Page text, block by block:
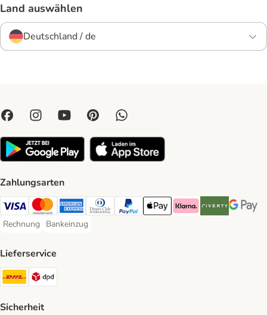
Land auswählen
Deutschland / de
Zahlungsarten
Visa Payment Method
Mastercard Payment Method
American Express Payment Method
Diners Club Payment Method
PayPal Payment Method
Apple Pay Payment Method
Klarna Payment Method
Riverty Payment
Google
Rechnung
Rechnung Payment Method
Bankeinzug
Bankeinzug Payment Method
Lieferservice
DHL Shipping Method
Sicherheit